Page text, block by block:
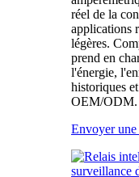
réel de la
applications
légères.
prend en
l'énergie,
historiques
OEM/ODM.
Envoyer une